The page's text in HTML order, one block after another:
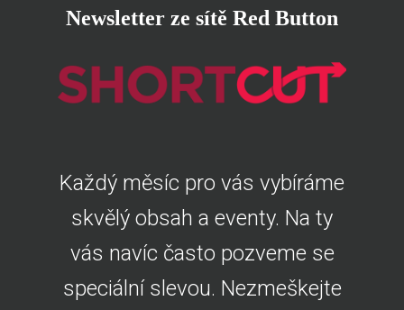
Newsletter ze sítě Red Button
Každý měsíc pro vás vybíráme
skvělý obsah a eventy. Na ty
vás navíc často pozveme se
speciální slevou. Nezmeškejte